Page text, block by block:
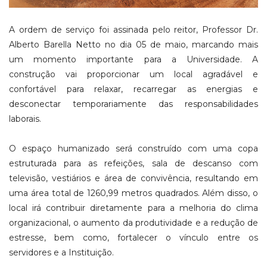
A ordem de serviço foi assinada pelo reitor, Professor Dr.
Alberto Barella Netto no dia 05 de maio, marcando mais
um momento importante para a Universidade. A
construção vai proporcionar um local agradável e
confortável para relaxar, recarregar as energias e
desconectar temporariamente das responsabilidades
laborais.
O espaço humanizado será construído com uma copa
estruturada para as refeições, sala de descanso com
televisão, vestiários e área de convivência, resultando em
uma área total de 1260,99 metros quadrados. Além disso, o
local irá contribuir diretamente para a melhoria do clima
organizacional, o aumento da produtividade e a redução de
estresse, bem como, fortalecer o vínculo entre os
servidores e a Instituição.